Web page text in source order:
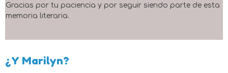
Gracias por tu paciencia y por seguir siendo parte de esta
memoria literaria.
¿Y Marilyn?